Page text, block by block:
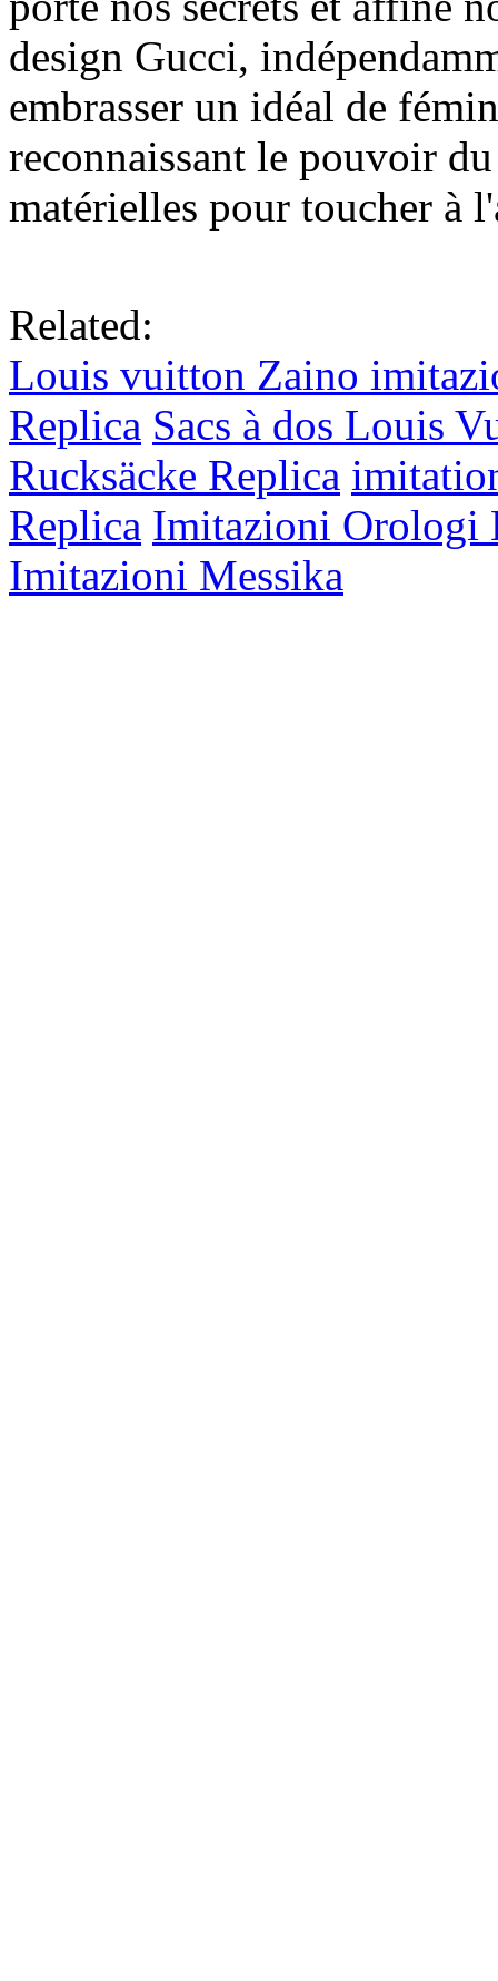
design Gucci,
embrasser un idéal de
reconnaissant le pouvoir
matérielles pour toucher à
Related:
Louis vuitton Zaino
Replica Sacs à dos Louis
Rucksäcke Replica
Replica Imitazioni Orologi
Imitazioni Messika